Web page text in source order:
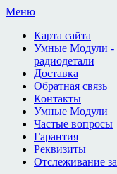
Меню
Карта сайта
Умные Модули -
радиодетали
Доставка
Обратная связь
Контакты
Умные Модули
Частые вопросы
Гарантия
Реквизиты
Отслеживание